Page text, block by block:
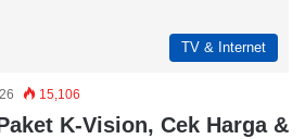
TV & Internet
15,106
K-Vision, Cek Harga &